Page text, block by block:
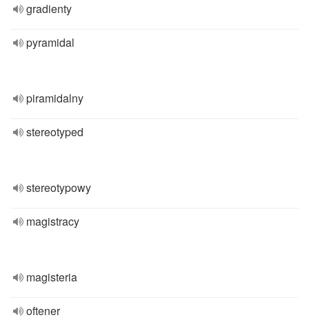
gradienty
pyramidal
piramidalny
stereotyped
stereotypowy
magistracy
magisteria
oftener